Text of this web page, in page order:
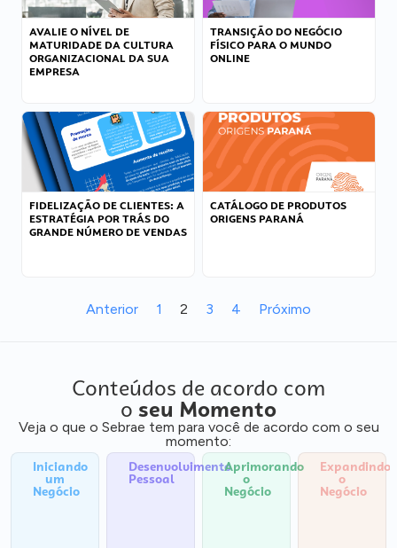
AVALIE O NÍVEL DE
MATURIDADE DA CULTURA
ORGANIZACIONAL DA SUA
EMPRESA
TRANSIÇÃO DO NEGÓCIO
FÍSICO PARA O MUNDO
ONLINE
FIDELIZAÇÃO DE CLIENTES: A
ESTRATÉGIA POR TRÁS DO
GRANDE NÚMERO DE VENDAS
CATÁLOGO DE PRODUTOS
ORIGENS PARANÁ
Anterior 1 2 3 4 Próximo
Conteúdos de acordo com
o seu Momento
Veja o que o Sebrae tem para você de acordo com o seu
momento:
Iniciando
um
Negócio
Desenvolvimento
Pessoal
Aprimorando
o
Negócio
Expandindo
o
Negócio